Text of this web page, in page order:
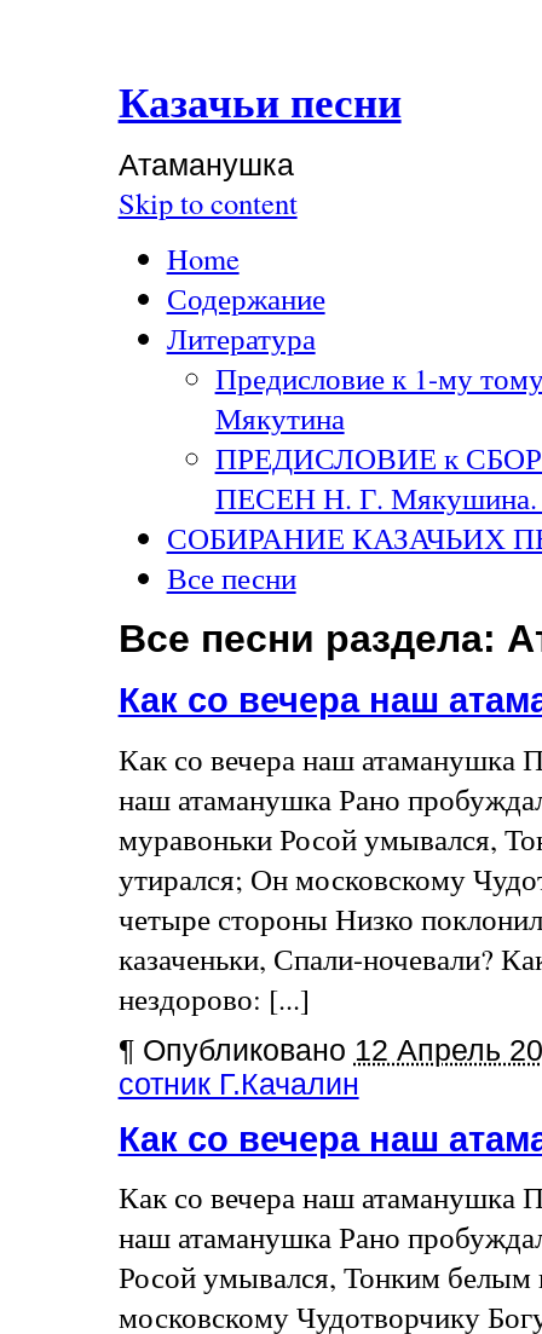
Казачьи песни
Атаманушка
Skip to content
Home
Содержание
Литература
Предисловие к 1-му
Мякутина
ПРЕДИСЛОВИЕ к
ПЕСЕН Н. Г. Мякушина.
СОБИРАНИЕ КАЗАЧЬИХ
Все песни
Все песни раздела:
Как со вечера наш
Как со вечера наш атаманушка
наш атаманушка Рано
муравоньки Росой умывался,
утирался; Он московскому
четыре стороны Низко
казаченьки, Спали-ночевали?
нездорово: [...]
¶ Опубликовано 12 Апрель
сотник Г.Качалин
Как со вечера наш
Как со вечера наш атаманушка
наш атаманушка Рано
Росой умывался, Тонким
московскому Чудотворчику